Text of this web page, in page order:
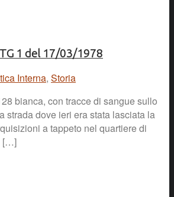
1 del 17/03/1978
Interna, Storia
bianca, con tracce di sangue sullo
strada dove ieri era stata lasciata la
a tappeto nel quartiere di
[…]